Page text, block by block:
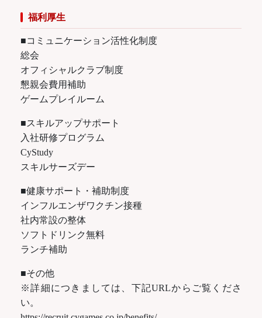
福利厚生
■コミュニケーション活性化制度
総会
オフィシャルクラブ制度
懇親会費用補助
ゲームプレイルーム
■スキルアップサポート
入社研修プログラム
CyStudy
スキルサーズデー
■健康サポート・補助制度
インフルエンザワクチン接種
社内常設の整体
ソフトドリンク無料
ランチ補助
■その他
※詳細につきましては、下記URLからご覧くださ
い。